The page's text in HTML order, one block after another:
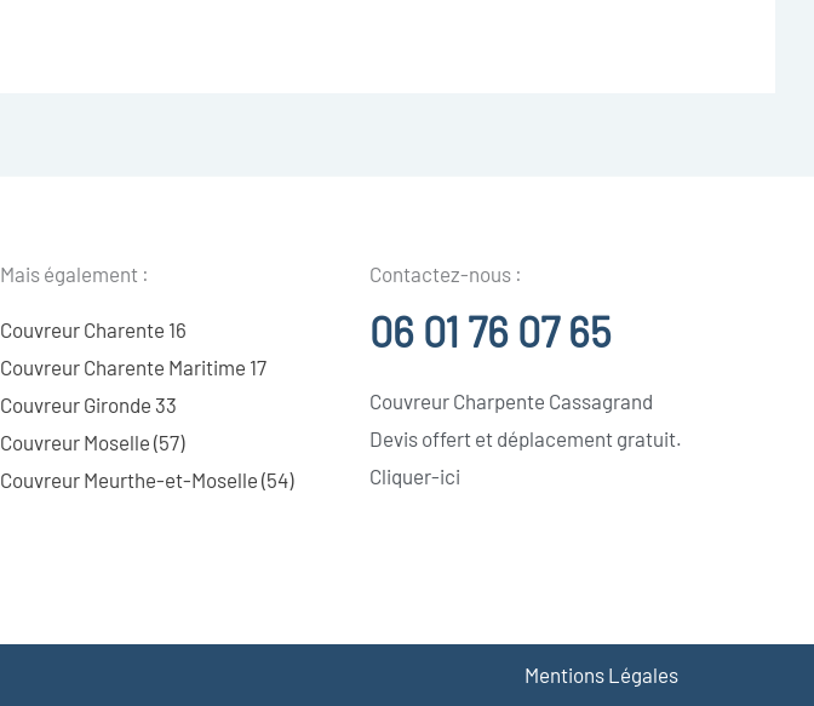
Mais également :
Couvreur Charente 16
Couvreur Charente Maritime 17
Couvreur Gironde 33
Couvreur Moselle (57)
Couvreur Meurthe-et-Moselle (54)
Contactez-nous :
06 01 76 07 65
Couvreur Charpente Cassagrand
Devis offert et déplacement gratuit.
Cliquer-ici
Mentions Légales